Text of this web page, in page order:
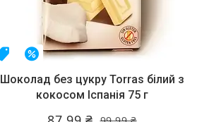
Топ продаж
–12%
Шоколад без цукру Torras білий з
кокосом Іспанія 75 г